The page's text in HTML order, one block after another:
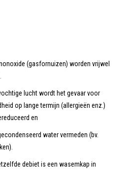
(gasfornuizen) worden vrijwel
lucht wordt het gevaar voor
op lange termijn (allergieën enz.)
en
water vermeden (bv.
debiet is een wasemkap in